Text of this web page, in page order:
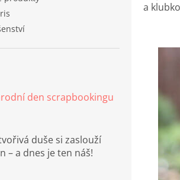
den scrapbookingu
duše si zaslouží
– a dnes je ten náš!
a klubko